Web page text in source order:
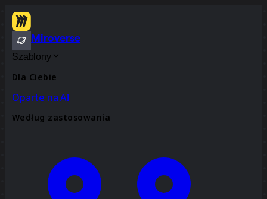
Miroverse
Szablony
Dla Ciebie
Oparte na AI
Według zastosowania